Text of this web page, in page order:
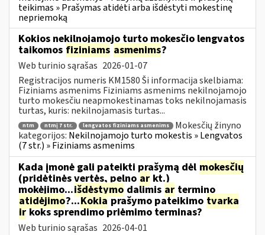
teikimas » Prašymas atidėti arba išdėstyti mokestinę
nepriemoką
Kokios nekilnojamojo turto mokesčio lengvatos
taikomos fiziniams asmenims?
Web turinio sąrašas 2026-01-07
Registracijos numeris KM1580 Ši informacija skelbiama:
Fiziniams asmenims Fiziniams asmenims nekilnojamojo
turto mokesčiu neapmokestinamas toks nekilnojamasis
turtas, kuris: nekilnojamasis turtas...
ntm ntmį 7 str. lengvatos fiziniams asmenims
Mokesčių žinyno
kategorijos: Nekilnojamojo turto mokestis » Lengvatos
(7 str.) » Fiziniams asmenims
Kada įmonė gali pateikti prašymą dėl mokesčių
(pridėtinės vertės, pelno ar kt.)
mokėjimo...išdėstymo dalimis ar termino
atidėjimo?...Kokiaprašymo pateikimo tvarka
irkoks sprendimo priėmimo terminas?
Web turinio sąrašas 2026-04-01